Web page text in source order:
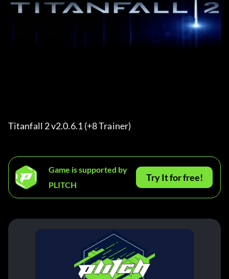
Titanfall 2 v2.0.6.1 (+8 Trainer)
Game is supported by
PLITCH
Try It for free!